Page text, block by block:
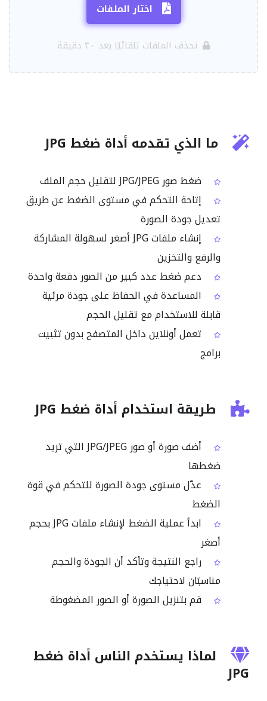
اختار الملفات
تحذف الملفات تلقائيًا بعد ٣٠ دقيقة
ما الذي تقدمه أداة ضغط JPG
ضغط صور JPG/JPEG لتقليل حجم الملف
إتاحة التحكم في مستوى الضغط عن طريق
تعديل جودة الصورة
إنشاء ملفات JPG أصغر لسهولة المشاركة
والرفع والتخزين
دعم ضغط عدد كبير من الصور دفعة واحدة
المساعدة في الحفاظ على جودة مرئية
قابلة للاستخدام مع تقليل الحجم
تعمل أونلاين داخل المتصفح بدون تثبيت
برامج
طريقة استخدام أداة ضغط JPG
أضف صورة أو صور JPG/JPEG التي تريد
ضغطها
عدّل مستوى جودة الصورة للتحكم في قوة
الضغط
ابدأ عملية الضغط لإنشاء ملفات JPG بحجم
أصغر
راجع النتيجة وتأكد أن الجودة والحجم
مناسبَان لاحتياجك
قم بتنزيل الصورة أو الصور المضغوطة
لماذا يستخدم الناس أداة ضغط
JPG